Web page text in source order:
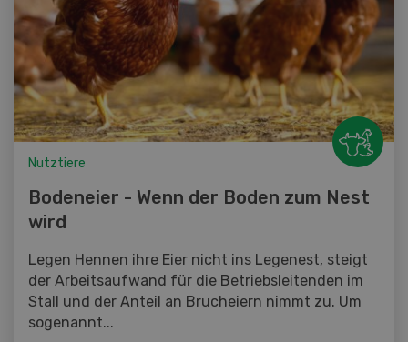
Nutztiere
Bodeneier - Wenn der Boden zum Nest
wird
Legen Hennen ihre Eier nicht ins Legenest, steigt
der Arbeitsaufwand für die Betriebsleitenden im
Stall und der Anteil an Brucheiern nimmt zu. Um
sogenannt...